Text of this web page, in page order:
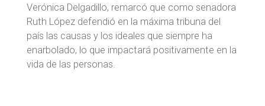
Verónica Delgadillo, remarcó que como senadora
Ruth López defendió en la máxima tribuna del
país las causas y los ideales que siempre ha
enarbolado, lo que impactará positivamente en la
vida de las personas.